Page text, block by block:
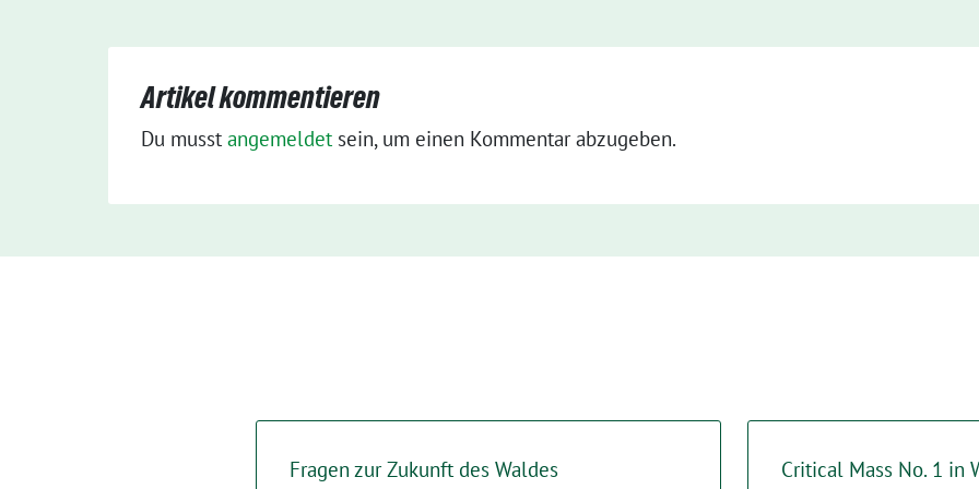
Artikel kommentieren
Du musst angemeldet sein, um einen Kommentar abzugeben.
Fragen zur Zukunft des Waldes
Critical Mass No. 1 in